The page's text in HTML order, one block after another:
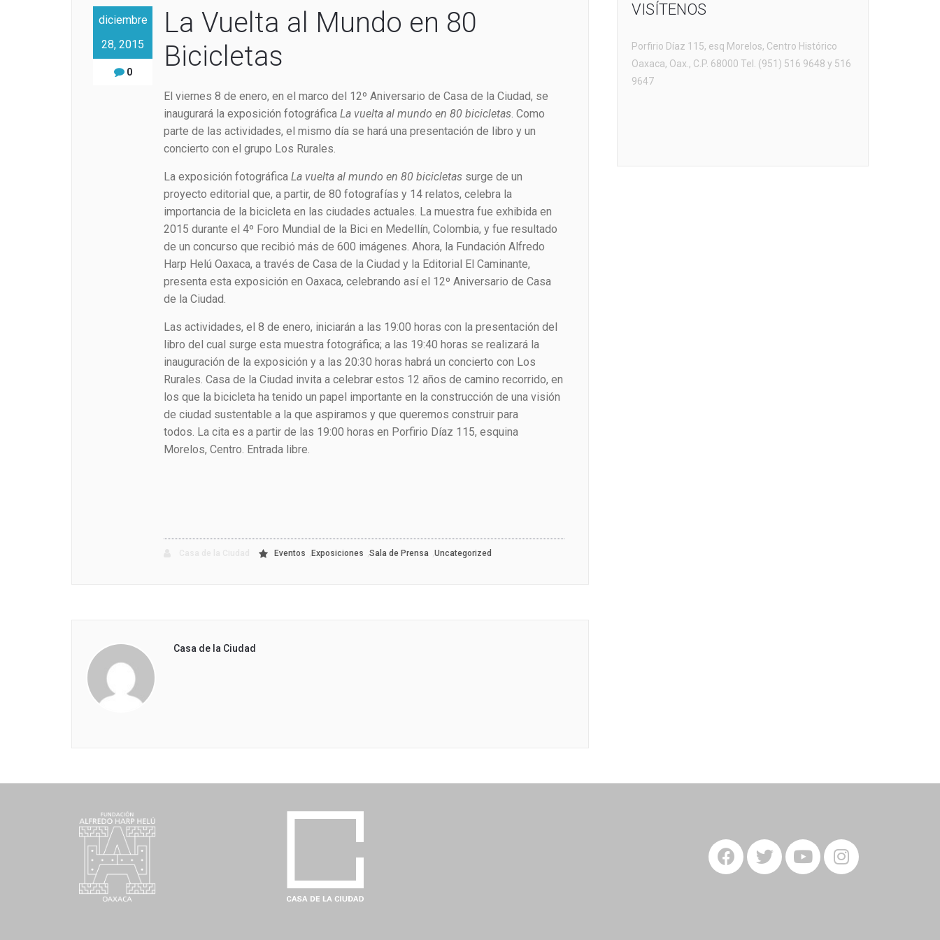
diciembre
28, 2015
0
La Vuelta al Mundo en 80
Bicicletas
El viernes 8 de enero, en el marco del 12º Aniversario de Casa de la Ciudad, se
inaugurará la exposición fotográfica La vuelta al mundo en 80 bicicletas. Como
parte de las actividades, el mismo día se hará una presentación de libro y un
concierto con el grupo Los Rurales.
La exposición fotográfica La vuelta al mundo en 80 bicicletassurge de un
proyecto editorial que, a partir, de 80 fotografías y 14 relatos, celebra la
importancia de la bicicleta en las ciudades actuales. La muestra fue exhibida en
2015 durante el 4º Foro Mundial de la Bici en Medellín, Colombia, y fue resultado
de un concurso que recibió más de 600 imágenes. Ahora, la Fundación Alfredo
Harp Helú Oaxaca, a través de Casa de la Ciudad y la Editorial El Caminante,
presenta esta exposición en Oaxaca, celebrando así el 12º Aniversario de Casa
de la Ciudad.
Las actividades, el 8 de enero, iniciarán a las 19:00 horas con la presentación del
libro del cual surge esta muestra fotográfica; a las 19:40 horas se realizará la
inauguración de la exposición y a las 20:30 horas habrá un concierto con Los
Rurales. Casa de la Ciudad invita a celebrar estos 12 años de camino recorrido, en
los que la bicicleta ha tenido un papel importante en la construcción de una visión
de ciudad sustentable a la que aspiramos y que queremos construir para
todos. La cita es a partir de las 19:00 horas en Porfirio Díaz 115, esquina
Morelos, Centro. Entrada libre.
Eventos Exposiciones Sala de Prensa Uncategorized
Casa de la Ciudad
VISÍTENOS
Porfirio Díaz 115, esq Morelos, Centro Histórico
Oaxaca, Oax., C.P. 68000 Tel. (951) 516 9648 y 516
9647